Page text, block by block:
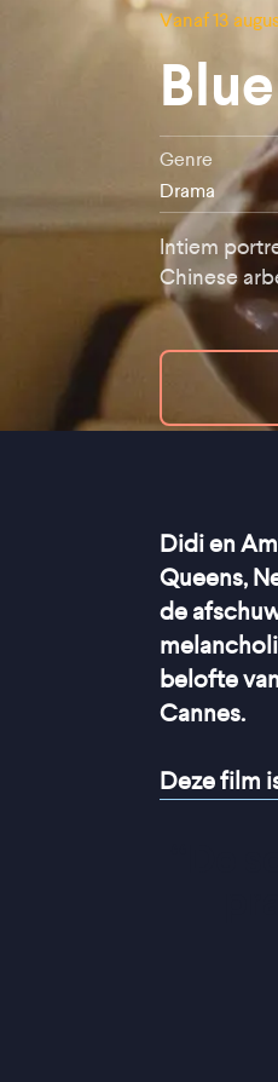
Vanaf 13
Genre
Drama
Intiem
Chinese
Didi en
Queens,
de
belofte
Cannes.
Deze film